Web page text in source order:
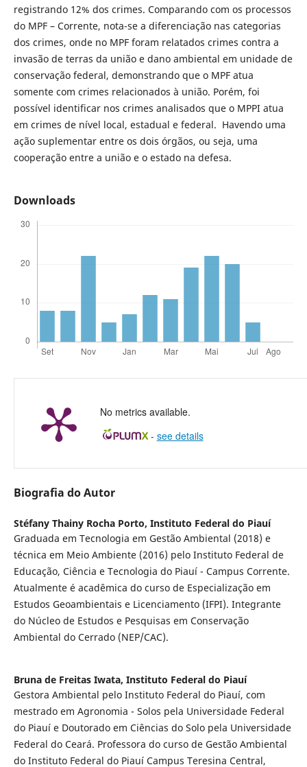
registrando 12% dos crimes. Comparando com os processos
do MPF – Corrente, nota-se a diferenciação nas categorias
dos crimes, onde no MPF foram relatados crimes contra a
invasão de terras da união e dano ambiental em unidade de
conservação federal, demonstrando que o MPF atua
somente com crimes relacionados à união. Porém, foi
possível identificar nos crimes analisados que o MPPI atua
em crimes de nível local, estadual e federal. Havendo uma
ação suplementar entre os dois órgãos, ou seja, uma
cooperação entre a união e o estado na defesa.
Downloads
No metrics available.
- see details
Biografia do Autor
Stéfany Thainy Rocha Porto, Instituto Federal do Piauí
Graduada em Tecnologia em Gestão Ambiental (2018) e
técnica em Meio Ambiente (2016) pelo Instituto Federal de
Educação, Ciência e Tecnologia do Piauí - Campus Corrente.
Atualmente é acadêmica do curso de Especialização em
Estudos Geoambientais e Licenciamento (IFPI). Integrante
do Núcleo de Estudos e Pesquisas em Conservação
Ambiental do Cerrado (NEP/CAC).
Bruna de Freitas Iwata, Instituto Federal do Piauí
Gestora Ambiental pelo Instituto Federal do Piauí, com
mestrado em Agronomia - Solos pela Universidade Federal
do Piauí e Doutorado em Ciências do Solo pela Universidade
Federal do Ceará. Professora do curso de Gestão Ambiental
do Instituto Federal do Piauí Campus Teresina Central,